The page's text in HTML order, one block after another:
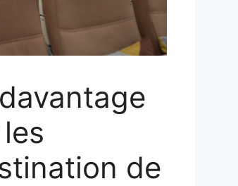
de